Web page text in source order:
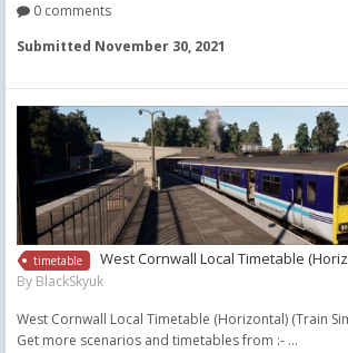
0 comments
Submitted November 30, 2021
timetable West Cornwall Local Timetable
By BlackSkyuk
West Cornwall Local Timetable (Horizontal) (Train
Get more scenarios and timetables from :- ...